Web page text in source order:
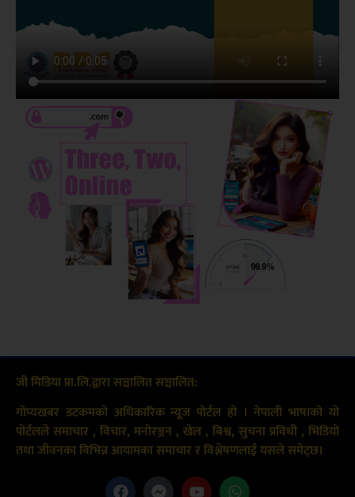
जी मिडिया प्रा.लि.द्वारा सञ्चालित सञ्चालित:
गोप्यखबर डटकमको अधिकारिक न्यूज पोर्टल हो । नेपाली भाषाको यो
पोर्टलले समाचार , विचार, मनोरञ्जन , खेल , बिश्व, सुचना प्रविधी , भिडियो
तथा जीवनका विभिन्न आयामका समाचार र विश्लेषणलाई यसले समेट्छ।